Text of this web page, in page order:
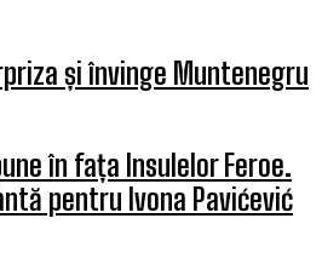
și învinge Muntenegru
în fața Insulelor Feroe.
pentru Ivona Pavićević